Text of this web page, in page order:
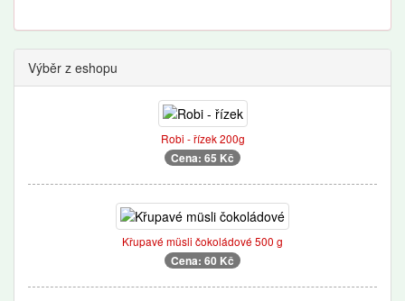
Výběr z eshopu
Robi - řízek 200g
Cena: 65 Kč
Křupavé müsli čokoládové 500 g
Cena: 60 Kč